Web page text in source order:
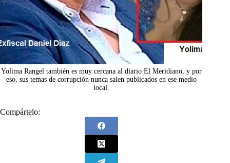
Yolima Rangel también es muy cercana al diario El Meridiano, y por
eso, sus temas de corrupción nunca salen publicados en ese medio
local.
Compártelo: